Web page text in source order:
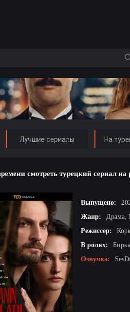
Лучшие сериалы На
смотреть турецкий сериал на
Выпущено:
Жанр:
Драма,
Режиссер:
В ролях:
Озвучка: